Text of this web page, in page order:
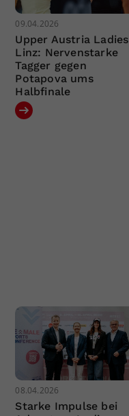
09.04.2026
Upper Austria Ladies
Linz: Nervenstarke
Tagger gegen
Potapova ums
Halbfinale
08.04.2026
Starke Impulse bei